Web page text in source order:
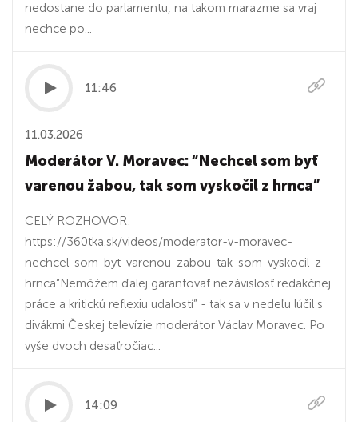
nedostane do parlamentu, na takom marazme sa vraj
nechce po...
11:46
11.03.2026
Moderátor V. Moravec: “Nechcel som byť
varenou žabou, tak som vyskočil z hrnca”
CELÝ ROZHOVOR:
https://360tka.sk/videos/moderator-v-moravec-
nechcel-som-byt-varenou-zabou-tak-som-vyskocil-z-
hrnca“Nemôžem ďalej garantovať nezávislosť redakčnej
práce a kritickú reflexiu udalostí” - tak sa v nedeľu lúčil s
divákmi Českej televízie moderátor Václav Moravec. Po
vyše dvoch desaťročiac...
14:09